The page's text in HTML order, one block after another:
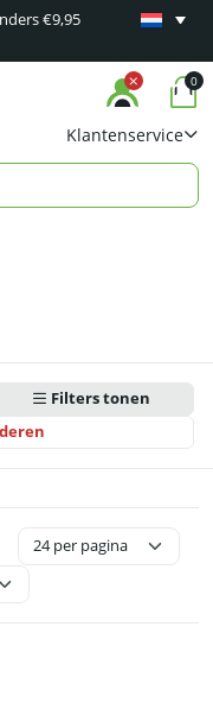
€9,95
Minimaal
Klantenservice
0
Filters tonen